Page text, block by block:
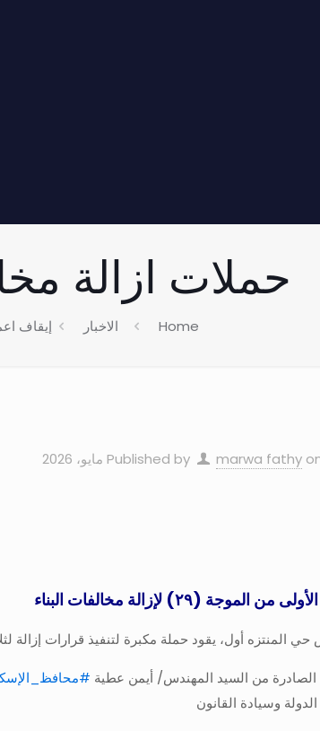
حملات ازالة مخالفات
Home الاخبار إيقاف
Published by marwa fathy
(٢٩) لإزالة مخالفات البناء
المنتزه أول، يقود حملة مكبرة لتنفيذ قرارات إزالة
الصادرة من السيد المهندس/ أيمن عطية
وسيادة القانون